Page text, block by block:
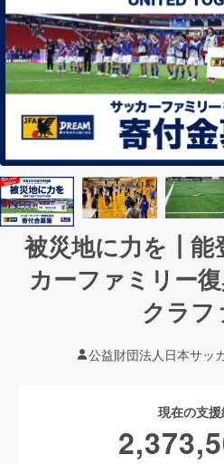
被災地に力を┃能
カーファミリー
クラフ
公益財団法人日本サッ
現在の支